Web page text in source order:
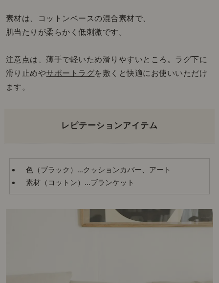
素材は、コットンベースの混合素材で、
肌当たりが柔らかく低刺激です。
注意点は、薄手で軽いため滑りやすいところ。ラグ下に
滑り止めやサポートラグを敷くと快適にお使いいただけ
ます。
レピテーションアイテム
色（ブラック）...クッションカバー、アート
素材（コットン）...ブランケット